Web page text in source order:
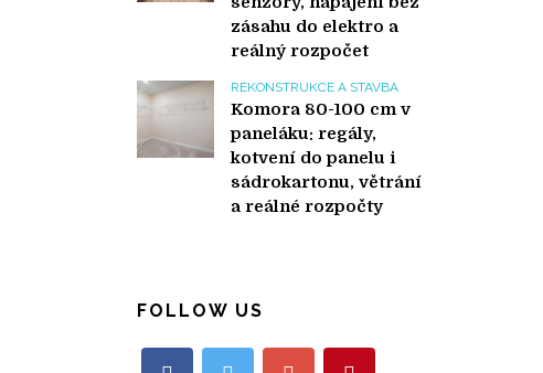
zásahu do elektro a
reálný rozpočet
REKONSTRUKCE A STAVBA
Komora 80-100 cm v
paneláku: regály,
kotvení do panelu i
sádrokartonu, větrání
a reálné rozpočty
FOLLOW US